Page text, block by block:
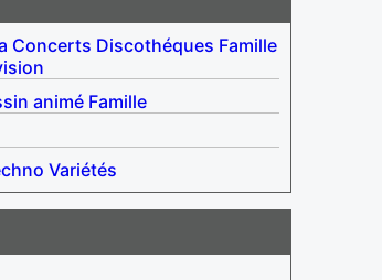
Concerts Discothéques Famille
animé Famille
Variétés